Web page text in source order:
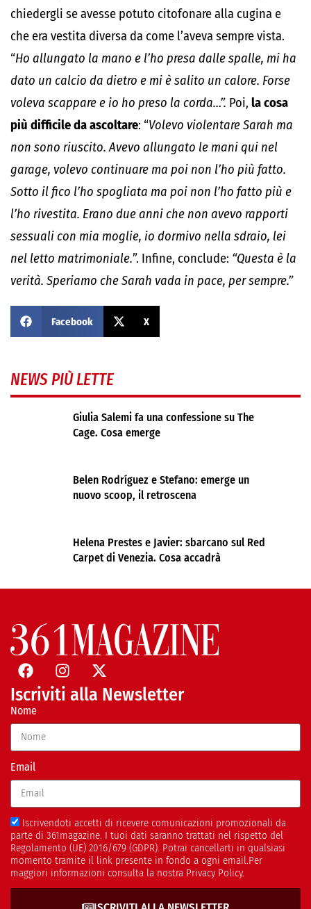
chiedergli se avesse potuto citofonare alla cugina e
che era vestita diversa da come l’aveva sempre vista.
“Ho allungato la mano e l’ho presa dalle spalle, mi ha
dato un calcio da dietro e mi è salito un calore. Forse
voleva scappare e io ho preso la corda…”. Poi, la cosa
più difficile da ascoltare: “Volevo violentare Sarah ma
non sono riuscito. Avevo allungato le mani qui nel
garage, volevo continuare ma poi non l’ho più fatto.
Sotto il fico l’ho spogliata ma poi non l’ho fatto più e
l’ho rivestita. Erano due anni che non avevo rapporti
sessuali con mia moglie, io dormivo nella sdraio, lei
nel letto matrimoniale.”. Infine, conclude: “Questa è la
verità. Speriamo che Sarah vada in pace, per sempre.”
Facebook X
NEWS PIÙ LETTE
Giulia Salemi fa una confessione su The
Cage. Cosa emerge
Belen Rodríguez e Stefano: emerge un
nuovo scoop, il retroscena
Helena Prestes e Javier: sbarcano sul Red
Carpet di Venezia. Cosa accadrà
Iscriviti alla Newsletter
Nome
Email
Iscrivendoti accetti di ricevere comunicazioni promozionali da
parte di 361magazine. I tuoi dati saranno trattati nel rispetto del
Regolamento (UE) 2016/679 (GDPR). Potrai cancellarti in qualsiasi
momento tramite il link presente in fondo a ogni email.Per
maggiori informazioni consulta la nostra Privacy Policy.